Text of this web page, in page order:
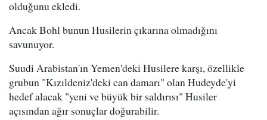
olduğunu ekledi.
Ancak Bohl bunun Husilerin çıkarına olmadığını
savunuyor.
Suudi Arabistan'ın Yemen'deki Husilere karşı, özellikle
grubun "Kızıldeniz'deki can damarı" olan Hudeyde'yi
hedef alacak "yeni ve büyük bir saldırısı" Husiler
açısından ağır sonuçlar doğurabilir.